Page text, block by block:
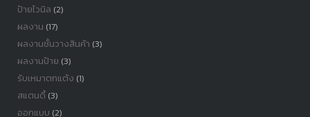
ป้ายไวนิล (2)
ผลงาน (17)
ผลงานชั้นวางสินค้า (3)
ผลงานป้าย (3)
รับเหมาตกแต้ง (1)
สแตนดี้(3)
ออกแบบ (2)